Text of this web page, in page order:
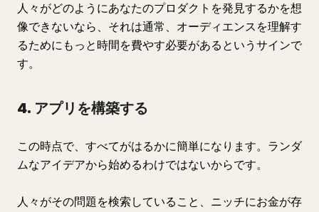
人々がどのようにあなたのプロダクトを発見するかを想
像できないなら、それは通常、オーディエンスを理解す
るためにもっと時間を費やす必要があるというサインで
す。
4. アプリを構築する
この時点で、すべてがはるかに簡単になります。ランダ
ムなアイデアから始めるわけではないからです。
人々がその問題を検索していること、ニッチにお金が存